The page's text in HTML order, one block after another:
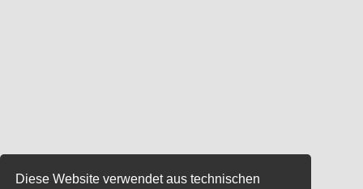
Diese Website verwendet aus technischen